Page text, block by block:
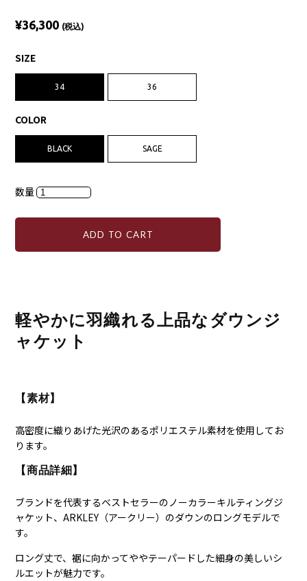
¥36,300 (税込)
SIZE
34 36
COLOR
BLACK SAGE
数量
ADD TO CART
軽やかに羽織れる上品なダウンジ
ャケット
【素材】
高密度に織りあげた光沢のあるポリエステル素材を使用してお
ります。
【商品詳細】
ブランドを代表するベストセラーのノーカラーキルティングジ
ャケット、ARKLEY（アークリー）のダウンのロングモデルで
す。
ロング丈で、裾に向かってややテーパードした細身の美しいシ
ルエットが魅力です。